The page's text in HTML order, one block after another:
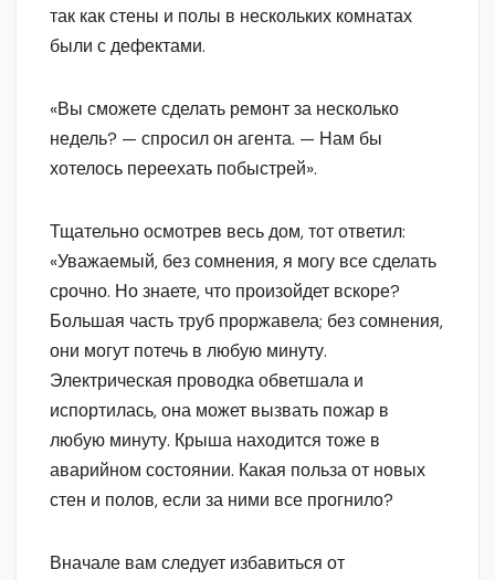
так как стены и полы в нескольких комнатах
были с дефектами.
«Вы сможете сделать ремонт за несколько
недель? — спросил он агента. — Нам бы
хотелось переехать побыстрей».
Тщательно осмотрев весь дом, тот ответил:
«Уважаемый, без сомнения, я могу все сделать
срочно. Но знаете, что произойдет вскоре?
Большая часть труб проржавела; без сомнения,
они могут потечь в любую минуту.
Электрическая проводка обветшала и
испортилась, она может вызвать пожар в
любую минуту. Крыша находится тоже в
аварийном состоянии. Какая польза от новых
стен и полов, если за ними все прогнило?
Вначале вам следует избавиться от